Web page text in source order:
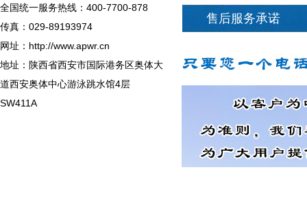
全国统一服务热线：400-7700-878
传真：029-89193974
网址：http://www.apwr.cn
地址：陕西省西安市国际港务区奥体大
道西安奥体中心游泳跳水馆4层
SW411A
售后服务承诺